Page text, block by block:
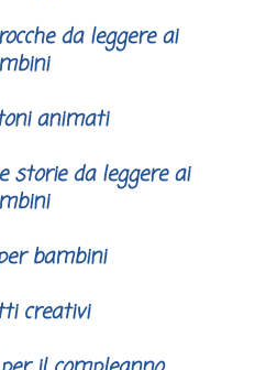
da leggere ai
animati
storie da leggere ai
bambini
creativi